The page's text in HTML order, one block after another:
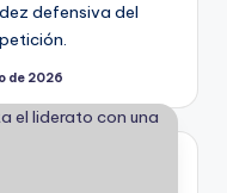
defensiva del
de 2026